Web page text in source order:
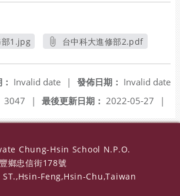
部1.jpg
台中科大進修部2.pdf
發佈日期： Invalid date
Invalid date
|
最後更新日期： 2022-05-27 |
3047 |
Chung-Hsin School N.P.O.
鄉忠信街178號
Feng,Hsin-Chu,Taiwan